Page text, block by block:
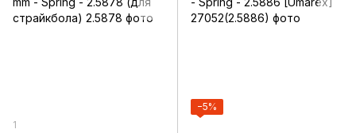
1
−5%